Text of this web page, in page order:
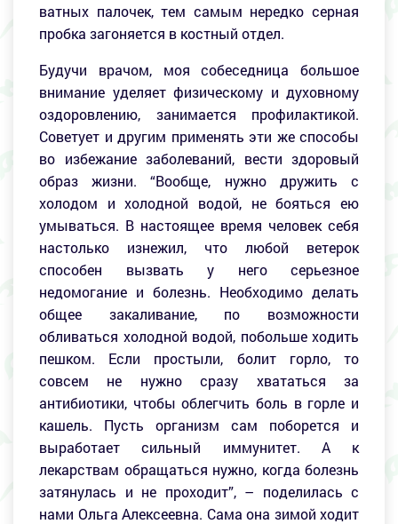
ватных палочек, тем самым нередко серная
пробка загоняется в костный отдел.
Будучи врачом, моя собеседница большое
внимание уделяет физическому и духовному
оздоровлению, занимается профилактикой.
Советует и другим применять эти же способы
во избежание заболеваний, вести здоровый
образ жизни. “Вообще, нужно дружить с
холодом и холодной водой, не бояться ею
умываться. В настоящее время человек себя
настолько изнежил, что любой ветерок
способен вызвать у него серьезное
недомогание и болезнь. Необходимо делать
общее закаливание, по возможности
обливаться холодной водой, побольше ходить
пешком. Если простыли, болит горло, то
совсем не нужно сразу хвататься за
антибиотики, чтобы облегчить боль в горле и
кашель. Пусть организм сам поборется и
выработает сильный иммунитет. А к
лекарствам обращаться нужно, когда болезнь
затянулась и не проходит”, – поделилась с
нами Ольга Алексеевна. Сама она зимой ходит